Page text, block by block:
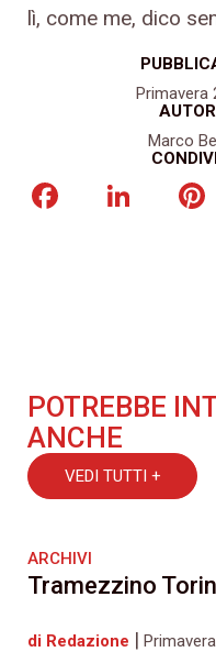
Primavera
Marco
Facebook
lì, come me, dico
POTREBBE
ANCHE
VEDI TUTTI +
ARCHIVI
Tramezzino
di Redazione |